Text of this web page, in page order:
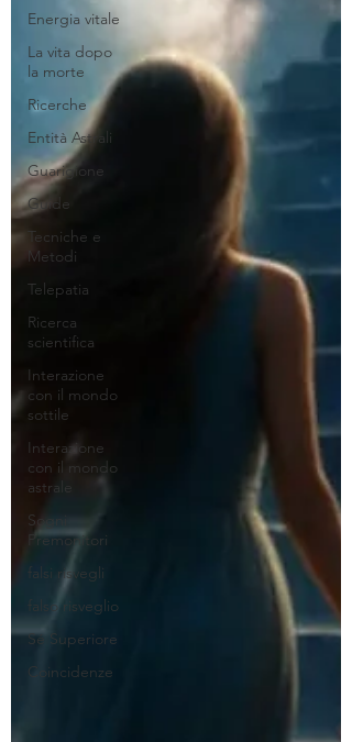
Energia vitale
La vita dopo
la morte
Ricerche
Entità Astrali
Guarigione
Guide
Tecniche e
Metodi
Telepatia
Ricerca
scientifica
Interazione
con il mondo
sottile
Interazione
con il mondo
astrale
Sogni
Premonitori
falsi risvegli
falso risveglio
Sé Superiore
Coincidenze